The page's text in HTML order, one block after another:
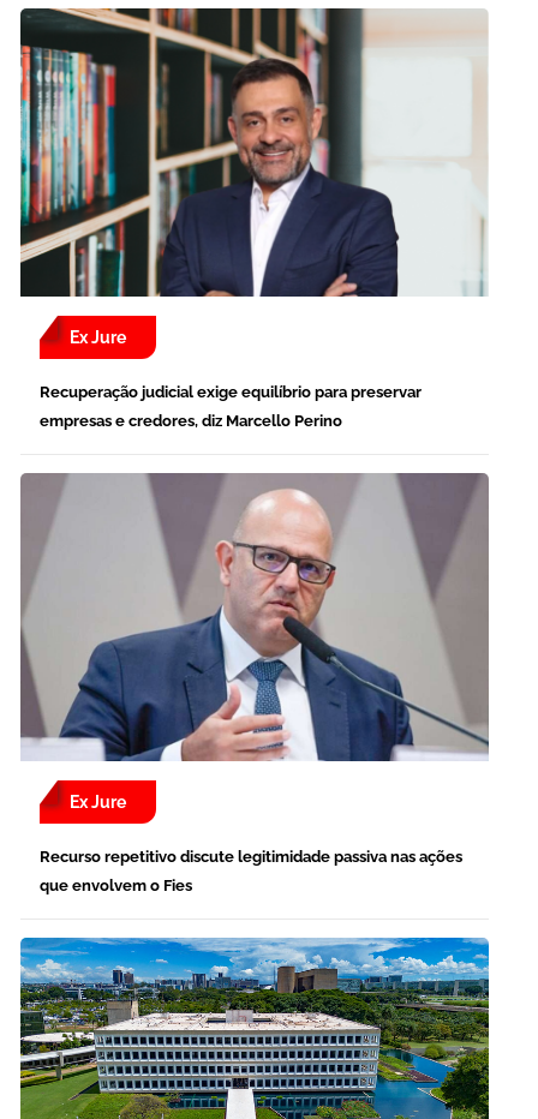
Ex Jure
Recuperação judicial exige equilíbrio para preservar
empresas e credores, diz Marcello Perino
Ex Jure
Recurso repetitivo discute legitimidade passiva nas ações
que envolvem o Fies